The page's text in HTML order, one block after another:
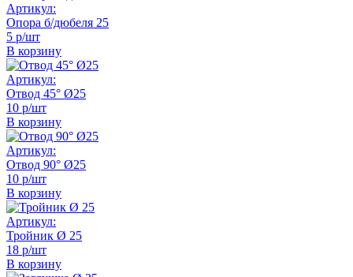
Артикул:
Опора б/дюбеля 25
5 р/шт
В корзину
Артикул:
Отвод 45° Ø25
10 р/шт
В корзину
Артикул:
Отвод 90° Ø25
10 р/шт
В корзину
Артикул:
Тройник Ø 25
18 р/шт
В корзину